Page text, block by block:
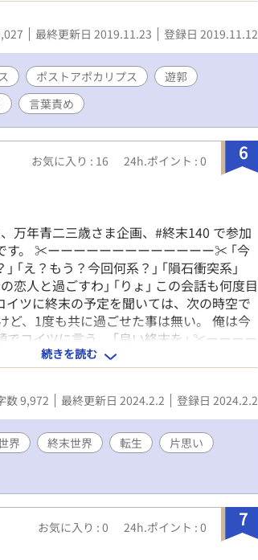
最終更新日 2019.11.23 登録日 2019.11.12
ポストアポカリプス
遊郭
言葉責め
6
お気に入り : 16 24h.ポイント : 0
万年青二三歳さま企画、#終末140 で参加
す。 ✂ーーーーーーーーーーーーー✂ ｢今
｣ ｢え？もう？今回何系？｣ ｢隕石衝突系｣
恋人と過ごすわ｣ ｢りょ｣ この会話も何度目
イツに終末の予定を聞いては、次の時空で
ど、1度も共に過ごせた事は無い。 俺は今
でコイツに言う。 ｢良い終末を｣ ✂ーーーー
ーー✂ そんな140文字から生まれた2人の転
ーです。 不穏なテーマですが、ハッピーエ
話ですので、サクっとお付き合いください
気に召しましたら他の作品も、どうぞよろ
続きを読む
数 9,972 最終更新日 2024.2.2 登録日 2024.2.2
界 終末世界 転生
片思い
7
お気に入り : 0 24h.ポイント : 0